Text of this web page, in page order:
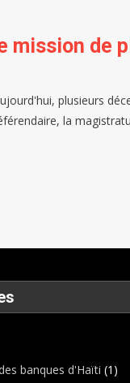
mission de
plusieurs
la
banques d'Haïti (1)